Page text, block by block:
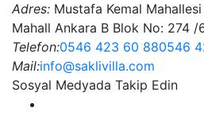
Adres: Mustafa Kemal Mahallesi
Mahall Ankara B Blok No: 274 /
Telefon:0546 423 60 880546
Mail:info@saklivilla.com
Sosyal Medyada Takip Edin